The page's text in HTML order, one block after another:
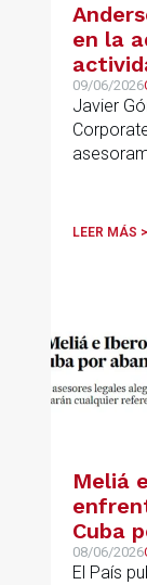
en la
09/06/2026
Javier
LEER MÁS
Meliá
Cuba
08/06/2026
El País